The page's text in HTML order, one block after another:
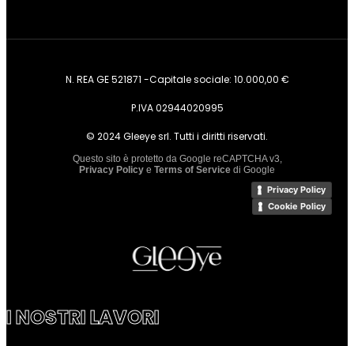
N. REA GE 521871 -Capitale sociale: 10.000,00 €
P.IVA 02944020995
© 2024 Gleeye srl. Tutti i diritti riservati.
Questo sito è protetto da Google reCAPTCHA v3,
Privacy Policy e Terms of Service di Google
Privacy Policy
Cookie Policy
I NOSTRI LAVORI